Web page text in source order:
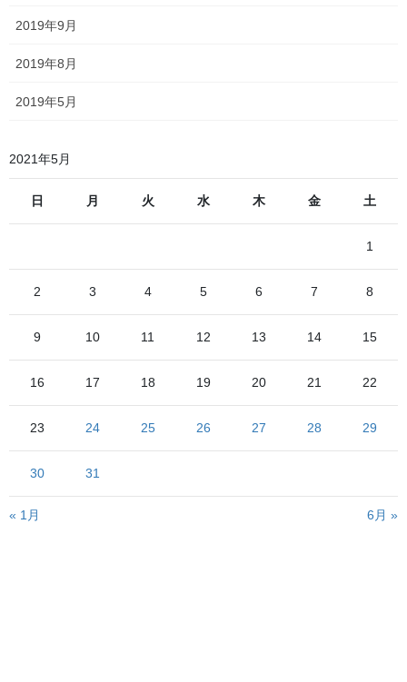
急いで撮った、椎名町駅10:57発の各駅停車飯能駅行き
柱の間と間をうまーく縫って撮影する必要があります
2019年9月
2019年8月
2019年5月
2021年5月
日 月 火 水 木 金 土
1
2 3 4 5 6 7 8
9 10 11 12 13 14 15
16 17 18 19 20 21 22
23 24 25 26 27 28 29
30 31
« 1月 6月 »